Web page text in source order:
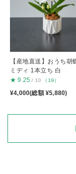
【産地直送】おうち胡
ミディ 1本立ち 白
★ 9.25 / 10 （19）
¥4,000(総額 ¥5,880)